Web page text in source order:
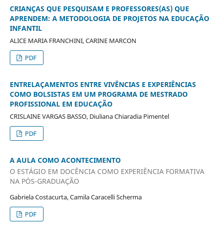
CRIANÇAS QUE PESQUISAM E PROFESSORES(AS) QUE
APRENDEM: A METODOLOGIA DE PROJETOS NA EDUCAÇÃO
INFANTIL
ALICE MARIA FRANCHINI, CARINE MARCON
PDF
ENTRELAÇAMENTOS ENTRE VIVÊNCIAS E EXPERIÊNCIAS
COMO BOLSISTAS EM UM PROGRAMA DE MESTRADO
PROFISSIONAL EM EDUCAÇÃO
CRISLAINE VARGAS BASSO, Diuliana Chiaradia Pimentel
PDF
A AULA COMO ACONTECIMENTO
O ESTÁGIO EM DOCÊNCIA COMO EXPERIÊNCIA FORMATIVA
NA PÓS-GRADUAÇÃO
Gabriela Costacurta, Camila Caracelli Scherma
PDF